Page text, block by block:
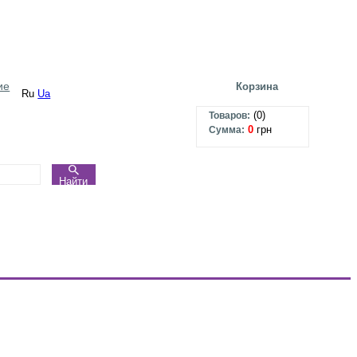
Ru Ua
Найти
Корзина
Товаров: (0)
Сумма: 0 грн